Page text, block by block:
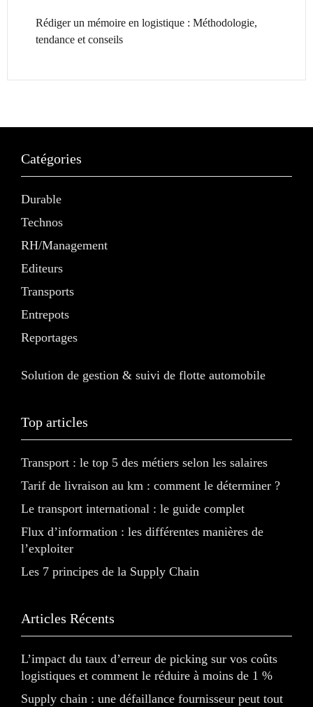
Rédiger un mémoire en logistique : Méthodologie,
tendance et conseils
Catégories
Durable
Technos
RH/Management
Editeurs
Transports
Entrepots
Reportages
Solution de gestion & suivi de flotte automobile
Top articles
Transport : le top 5 des métiers selon les salaires
Tarif de livraison au km : comment le déterminer ?
Le transport international : le guide complet
Flux d’information : les différentes manières de
l’exploiter
Les 7 principes de la Supply Chain
Articles Récents
L’impact du taux d’erreur de picking sur vos coûts
logistiques et comment le réduire à moins de 1 %
Supply chain : une défaillance fournisseur peut tout